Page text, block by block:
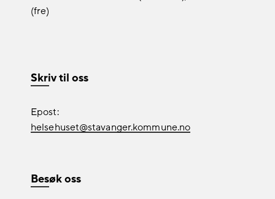
(fre)
Skriv til oss
Epost:
helsehuset@stavanger.kommune.no
Besøk oss